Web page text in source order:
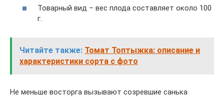
Товарный вид – вес плода составляет около 100
г.
Читайте также: Томат Топтыжка: описание и
характеристики сорта с фото
Не меньше восторга вызывают созревшие санька